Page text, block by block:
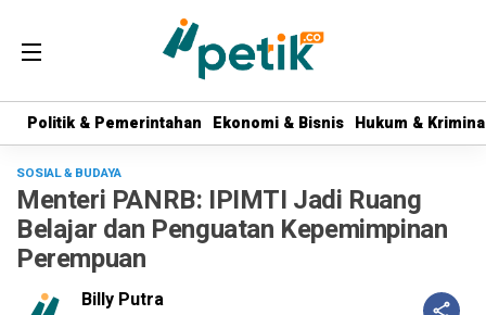
Politik & Pemerintahan Ekonomi & Bisnis Hukum &
Politik & Pemerintahan Ekonomi & Bisnis Hukum &
SOSIAL & BUDAYA
Menteri PANRB: IPIMTI Jadi Ruang
Belajar dan Penguatan Kepemimpinan
Perempuan
Billy Putra